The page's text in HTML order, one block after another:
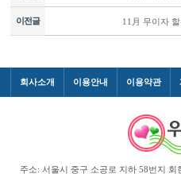
이전글 11月 무이자
회사소개 이용안내 이용약관
주소: 서울시 중구 소공로 지하 58번지